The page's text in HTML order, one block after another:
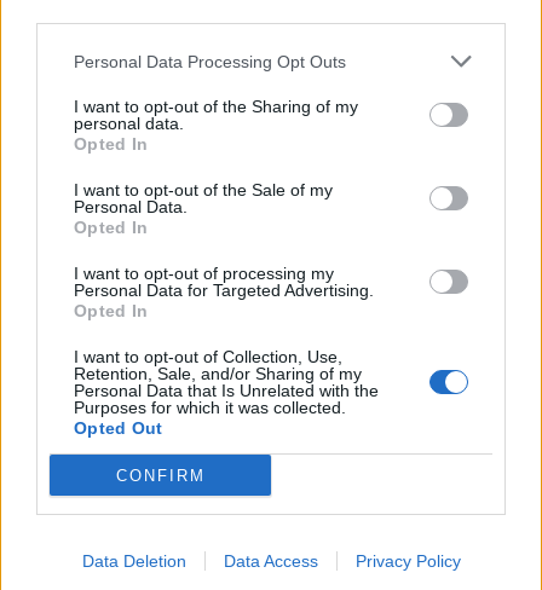
Personal Data Processing Opt Outs
I want to opt-out of the Sharing of my
personal data.
Opted In
I want to opt-out of the Sale of my
Personal Data.
Opted In
I want to opt-out of processing my
Personal Data for Targeted Advertising.
Opted In
I want to opt-out of Collection, Use,
Retention, Sale, and/or Sharing of my
Personal Data that Is Unrelated with the
Purposes for which it was collected.
Opted Out
CONFIRM
Data Deletion Data Access Privacy Policy
Αποδέχομαι τους
και την πολιτική απορρήτου
X